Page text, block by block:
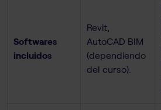
Softwares
incluidos
Revit,
AutoCAD BIM
(dependiendo
del curso).